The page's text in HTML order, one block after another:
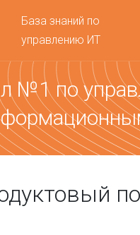
База знаний по
управлению ИТ
№1 по